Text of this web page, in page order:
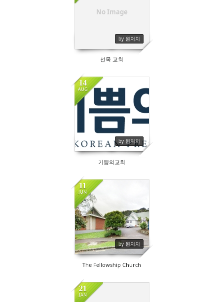
No Image
by 원처치
선목 교회
14
AUG
by 원처치
기쁨의교회
11
JUN
by 원처치
The Fellowship Church
21
JAN